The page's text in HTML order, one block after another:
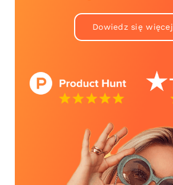
Dowiedz się więcej